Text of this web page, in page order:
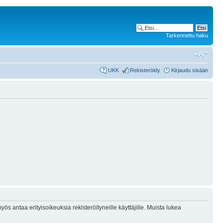
Tarkennettu haku
UKK Rekisteröidy Kirjaudu sisään
antaa erityisoikeuksia rekisteröityneille käyttäjille. Muista lukea